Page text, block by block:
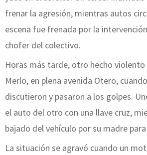
frenar la agresión, mientras autos
escena fue frenada por la
chofer del colectivo.
Horas más tarde, otro hecho
Merlo, en plena avenida Otero,
discutieron y pasaron a los golpes.
el auto del otro con una llave cruz,
bajado del vehículo por su madre
La situación se agravó cuando un